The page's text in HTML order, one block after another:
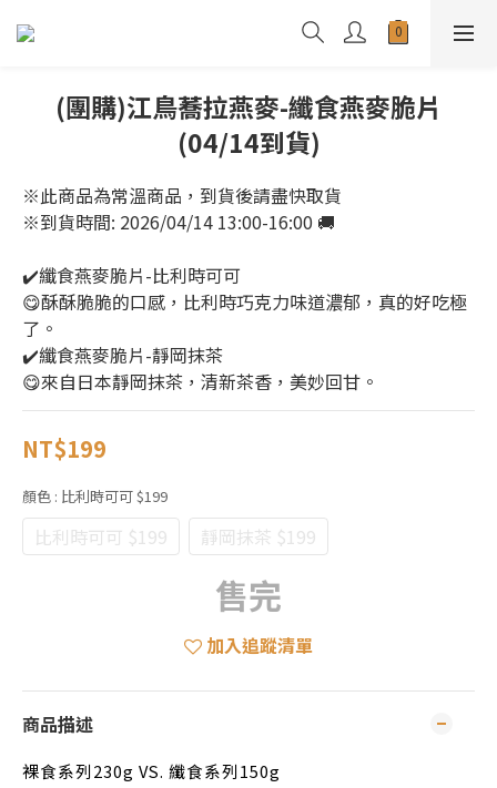
(團購)江鳥蕎拉燕麥-纖食燕麥脆片
(04/14到貨)
※此商品為常溫商品，到貨後請盡快取貨
※到貨時間: 2026/04/14 13:00-16:00 🚚
✔️纖食燕麥脆片-比利時可可
😋酥酥脆脆的口感，比利時巧克力味道濃郁，真的好吃極
了。
✔️纖食燕麥脆片-靜岡抹茶
😋來自日本靜岡抹茶，清新茶香，美妙回甘。
NT$199
顏色 : 比利時可可 $199
比利時可可 $199 靜岡抹茶 $199
售完
加入追蹤清單
商品描述
裸食系列230g VS. 纖食系列150g